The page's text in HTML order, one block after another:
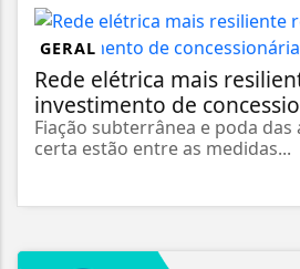
GERAL
Rede elétrica mais
investimento de
Fiação subterrânea e poda das
certa estão entre as medidas...